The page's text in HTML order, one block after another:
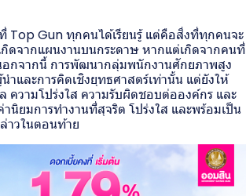
Top Gun ทุกคนได้เรียนรู้ แต่คือสิ่งที่ทุกคนจะ
ดจากแผนงานบนกระดาษ หากแต่เกิดจากคนที่
กจากนี้ การพัฒนากลุ่มพนักงานศักยภาพสูง
ำและการคิดเชิงยุทธศาสตร์เท่านั้น แต่ยังให้
วามโปร่งใส ความรับผิดชอบต่อองค์กร และ
ยมการทำงานที่สุจริต โปร่งใส และพร้อมเป็น
าวในตอนท้าย